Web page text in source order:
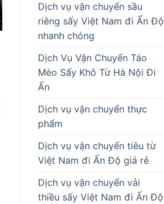
Dịch vụ vận chuyển sầu
riêng sấy Việt Nam đi Ấn Độ
nhanh chóng
Dịch Vụ Vận Chuyển Táo
Mèo Sấy Khô Từ Hà Nội Đi
Ấn
Dịch vụ vận chuyển thực
phẩm
Dịch vụ vận chuyển tiêu từ
Việt Nam đi Ấn Độ giá rẻ
Dịch vụ vận chuyển vải
thiều sấy Việt Nam đi Ấn Độ